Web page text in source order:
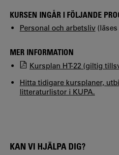
KURSEN INGÅR I FÖLJANDE
Personal och arbetsliv
MER INFORMATION
Kursplan HT-22 (giltig
Hitta tidigare kursplaner,
litteraturlistor i KUPA.
KAN VI HJÄLPA DIG?